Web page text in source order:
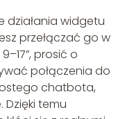
działania widgetu
przełączać go w
prosić o
połączenia do
chatbota,
temu